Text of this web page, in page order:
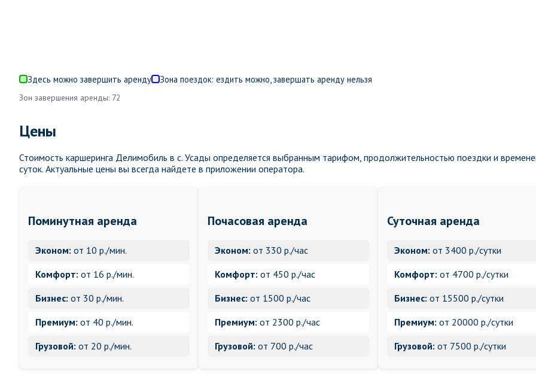
Здесь можно завершить аренду Зона поездок: ездить можно, завершать аренду нельзя
Зон завершения аренды: 72
Цены
Стоимость каршеринга Делимобиль в с. Усады определяется выбранным тарифом, продолжительностью поездки и
суток. Актуальные цены вы всегда найдете в приложении оператора.
Поминутная аренда
Эконом: от 10 р./мин.
Комфорт: от 16 р./мин.
Бизнес: от 30 р./мин.
Премиум: от 40 р./мин.
Грузовой: от 20 р./мин.
Почасовая аренда
Эконом: от 330 р./час
Комфорт: от 450 р./час
Бизнес: от 1500 р./час
Премиум: от 2300 р./час
Грузовой: от 700 р./час
Суточная аренда
Эконом: от 3400 р./сутки
Комфорт: от 4700 р./сутки
Бизнес: от 15500 р./сутки
Премиум: от 20000 р./сутки
Грузовой: от 7500 р./сутки